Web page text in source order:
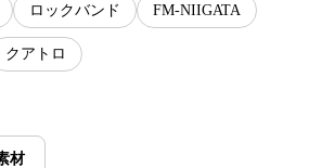
ロックバンド FM-NIIGATA
クアトロ
材